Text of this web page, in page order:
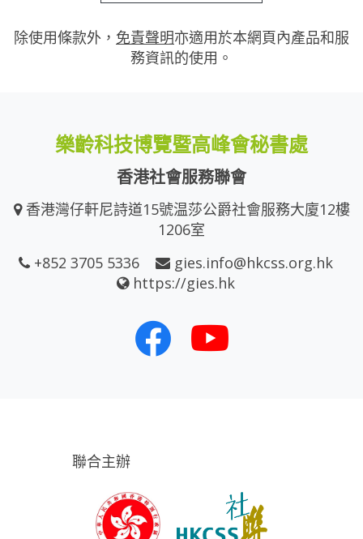
除使用條款外， 免責聲明亦適用於本網頁內產品和服
務資訊的使用。
樂齡科技博覽暨高峰會秘書處
香港社會服務聯會
香港灣仔軒尼詩道15號温莎公爵社會服務大廈12樓
1206室
+852 3705 5336
gies.info@hkcss.org.hk
https://gies.hk
聯合主辦